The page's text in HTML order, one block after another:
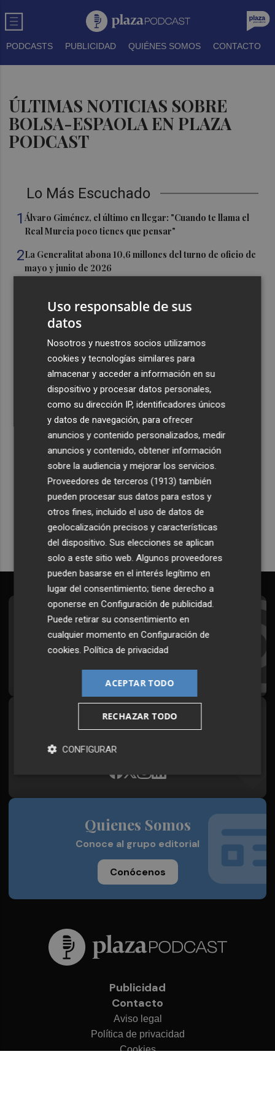
PODCASTS PUBLICIDAD QUIÉNES SOMOS CONTACTO
ÚLTIMAS NOTICIAS SOBRE
BOLSA-ESPAOLA EN PLAZA
PODCAST
Lo Más Escuchado
1Álvaro Giménez, el último en llegar: "Cuando te llama el
Real Murcia poco tienes que pensar"
2La Generalitat abona 10,6 millones del turno de oficio de
mayo y junio de 2026
próxima temporada cedido en Galatasaray
David Cubillas regresa al Castellón
Teulada Moraira cierra temporalmente la playa del
Portet por vertidos fecales
Recibe toda la actualidad de
Plaza Podcast en tu correo
Quiero suscribirme
Suscríbete al Boletín
Todos los días a primera hora en tu email
¡Quiero suscribirme!
Síguenos en redes
Plaza Podcast, desde cualquier medio
Quienes Somos
Conoce al grupo editorial
Conócenos
Publicidad
Contacto
Aviso legal
Política de privacidad
Cookies
Uso responsable de sus
datos
Nosotros y nuestros socios utilizamos
cookies y tecnologías similares para
almacenar y acceder a información en su
dispositivo y procesar datos personales,
como su dirección IP, identificadores únicos
y datos de navegación, para ofrecer
anuncios y contenido personalizados, medir
anuncios y contenido, obtener información
sobre la audiencia y mejorar los servicios.
Proveedores de terceros (1913) también
pueden procesar sus datos para estos y
otros fines, incluido el uso de datos de
geolocalización precisos y características
del dispositivo. Sus elecciones se aplican
solo a este sitio web. Algunos proveedores
pueden basarse en el interés legítimo en
lugar del consentimiento; tiene derecho a
oponerse enConfiguración de publicidad.
Puede retirar su consentimiento en
cualquier momento enConfiguración de
cookies.Política de privacidad
ACEPTAR TODO
RECHAZAR TODO
CONFIGURAR